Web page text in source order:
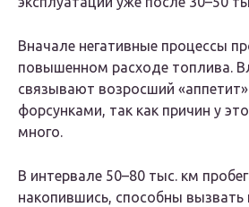
Вначале негативные процессы
повышенном расходе топлива.
связывают возросший
форсунками, так как причин у
много.
В интервале 50–80 тыс. км
накопившись, способны вызвать